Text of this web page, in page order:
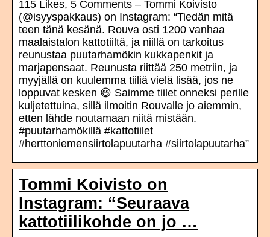
115 Likes, 5 Comments – Tommi Koivisto
(@isyyspakkaus) on Instagram: “Tiedän mitä
teen tänä kesänä. Rouva osti 1200 vanhaa
maalaistalon kattotiiltä, ja niillä on tarkoitus
reunustaa puutarhamökin kukkapenkit ja
marjapensaat. Reunusta riittää 250 metriin, ja
myyjällä on kuulemma tiiliä vielä lisää, jos ne
loppuvat kesken 😄 Saimme tiilet onneksi perille
kuljetettuina, sillä ilmoitin Rouvalle jo aiemmin,
etten lähde noutamaan niitä mistään.
#puutarhamökillä #kattotiilet
#herttoniemensiirtolapuutarha #siirtolapuutarha”
Tommi Koivisto on
Instagram: “Seuraava
kattotiilikohde on jo …